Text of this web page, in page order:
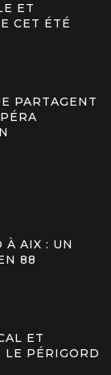
ET
CET ÉTÉ
PARTAGENT
À AIX : UN
88
ET
LE PÉRIGORD